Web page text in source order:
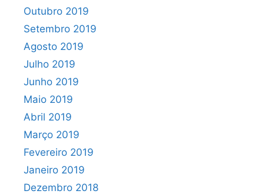
Outubro 2019
Setembro 2019
Agosto 2019
Julho 2019
Junho 2019
Maio 2019
Abril 2019
Março 2019
Fevereiro 2019
Janeiro 2019
Dezembro 2018